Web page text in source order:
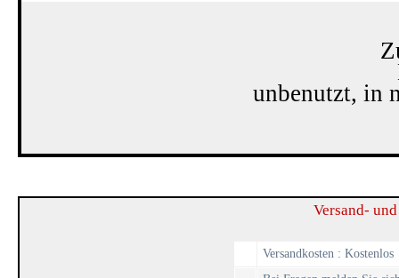
unbenutzt, in
Versand-
Versandkosten : Kostenlos